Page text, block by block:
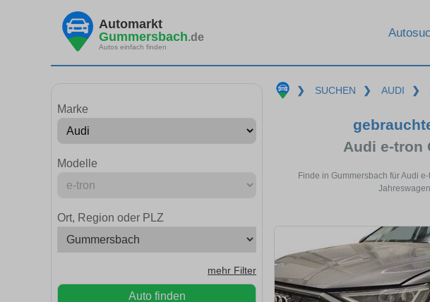
Automarkt
Gummersbach.de
Autos einfach finden
Marke
Modelle
Ort, Region oder PLZ
mehr Filter
Auto finden
❯ SUCHEN ❯ AUDI ❯
Audi e-tron
Finde in Gummersbach für Audi